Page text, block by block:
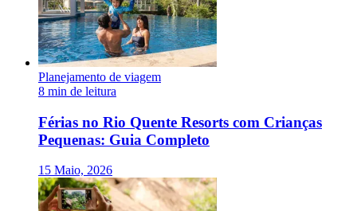
Planejamento de viagem
8 min de leitura
Férias no Rio Quente Resorts com Crianças
Pequenas: Guia Completo
15 Maio, 2026